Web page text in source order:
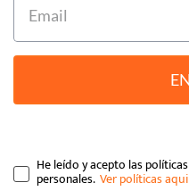
He leído y acepto las
personales.